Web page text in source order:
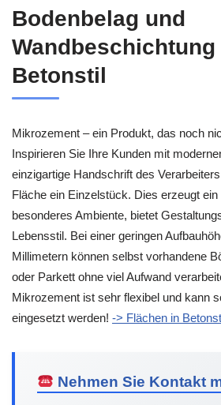
Bodenbelag und
Wandbeschichtung
Betonstil
Mikrozement – ein Produkt, das noch
Inspirieren Sie Ihre Kunden mit
einzigartige Handschrift des
Fläche ein Einzelstück. Dies erzeugt
besonderes Ambiente, bietet
Lebensstil. Bei einer geringen
Millimetern können selbst vorhandene
oder Parkett ohne viel Aufwand
Mikrozement ist sehr flexibel und kann
eingesetzt werden! -> Flächen in
Nehmen Sie Kontakt